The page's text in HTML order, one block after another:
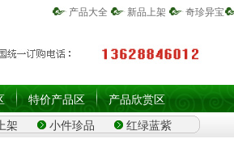
产品大全 新品上架 奇珍异宝
特价产品区
产品欣赏区
架
小件珍品 红绿蓝紫